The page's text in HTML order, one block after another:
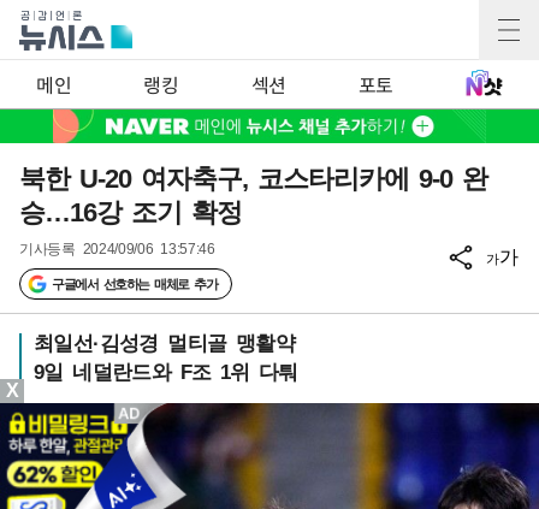
메인 랭킹 섹션 포토
북한 U-20 여자축구, 코스타리카에 9-0 완
승…16강 조기 확정
기사등록 2024/09/06 13:57:46
구글에서 선호하는 매체로 추가
가가
최일선·김성경 멀티골 맹활약
9일 네덜란드와 F조 1위 다퉈
X